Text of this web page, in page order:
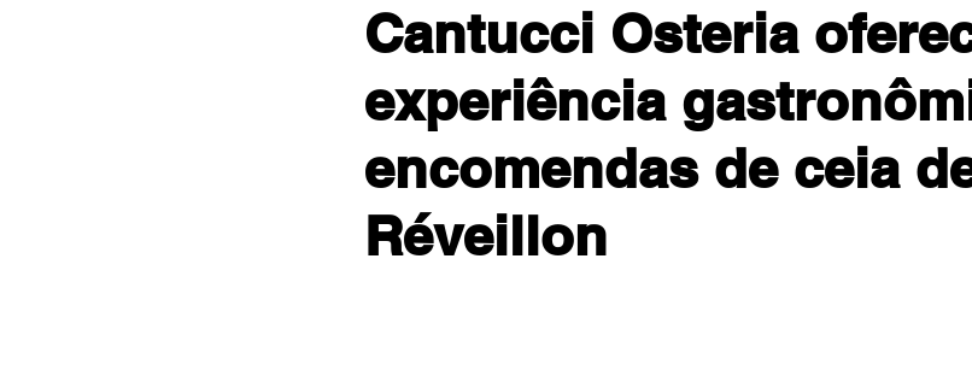
Cantucci Osteria
experiência
encomendas de ceia
Réveillon